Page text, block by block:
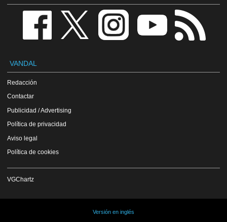
VANDAL
Redacción
Contactar
Publicidad / Advertising
Política de privacidad
Aviso legal
Política de cookies
VGChartz
Versión en inglés